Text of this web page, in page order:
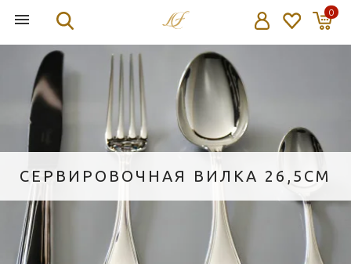
0
СЕРВИРОВОЧНАЯ ВИЛКА 26,5СМ